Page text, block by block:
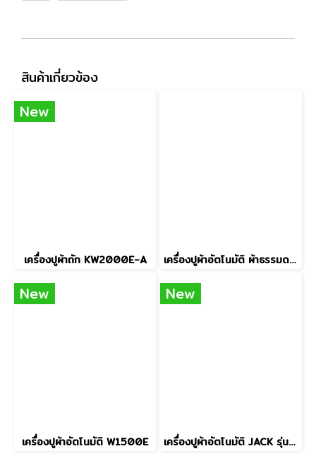
สินค้าเกี่ยวข้อง
New
เครื่องปูผ้าถัก KW2000E-A เครื่องปูผ้าอัตโนมัติ ผ้าธรรมดา-ผ้ายืด KW2000S
New
เครื่องปูผ้าอัตโนมัติ W1500E
New
เครื่องปูผ้าอัตโนมัติ JACK รุ่น JK-PZ5-21